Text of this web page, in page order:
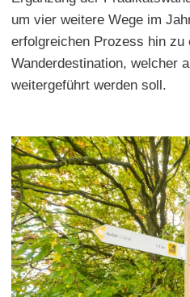
um vier weitere Wege im
erfolgreichen Prozess hin zu
Wanderdestination, welcher
weitergeführt werden soll.